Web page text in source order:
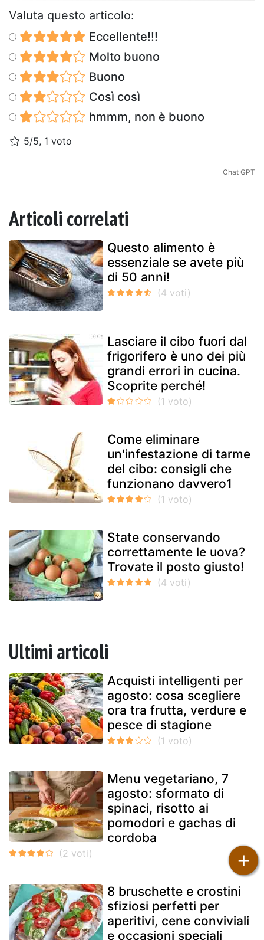
Valuta questo articolo:
Eccellente!!!
Molto buono
Buono
Così così
hmmm, non è buono
5/5, 1 voto
Chat GPT
Articoli correlati
Questo alimento è
essenziale se avete più
di 50 anni!
Lasciare il cibo fuori dal
frigorifero è uno dei più
grandi errori in cucina.
Scoprite perché!
Come eliminare
un'infestazione di tarme
del cibo: consigli che
funzionano davvero1
State conservando
correttamente le uova?
Trovate il posto giusto!
Ultimi articoli
Acquisti intelligenti per
agosto: cosa scegliere
ora tra frutta, verdure e
pesce di stagione
Menu vegetariano, 7
agosto: sformato di
spinaci, risotto ai
pomodori e gachas di
cordoba
8 bruschette e crostini
sfiziosi perfetti per
aperitivi, cene conviviali
e occasioni speciali
+